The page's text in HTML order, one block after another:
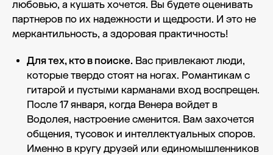
любовью, а кушать хочется. Вы будете оценивать
партнеров по их надежности и щедрости. И это не
меркантильность, а здоровая практичность!
Для тех, кто в поиске. Вас привлекают люди,
которые твердо стоят на ногах. Романтикам с
гитарой и пустыми карманами вход воспрещен.
После 17 января, когда Венера войдет в
Водолея, настроение сменится. Вам захочется
общения, тусовок и интеллектуальных споров.
Именно в кругу друзей или единомышленников